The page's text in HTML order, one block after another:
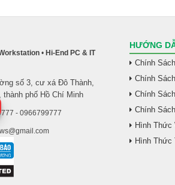
• Hi-End PC & IT
số 3, cư xá Đô Thành,
phố Hồ Chí Minh
- 0966799777
HƯỚNG
Chính
Chính
Chính
Chính
Hình Thức
Hình Thức